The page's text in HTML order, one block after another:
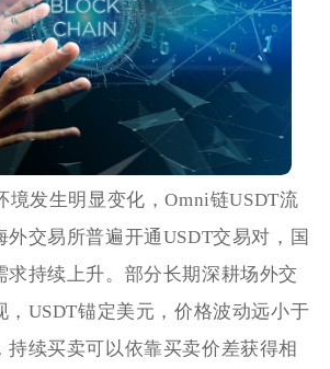
境发生明显变化，Omni链USDT流
交易所普遍开通USDT交易对，国
求持续上升。部分长期深耕场外交
，USDT锚定美元，价格波动远小于
持续买卖可以依靠买卖价差获得相